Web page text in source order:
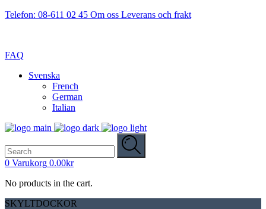
Telefon: 08-611 02 45 Om oss Leverans och frakt
FAQ
Svenska
French
German
Italian
for:
0 Varukorg 0.00kr
No products in the cart.
SKYLTDOCKOR